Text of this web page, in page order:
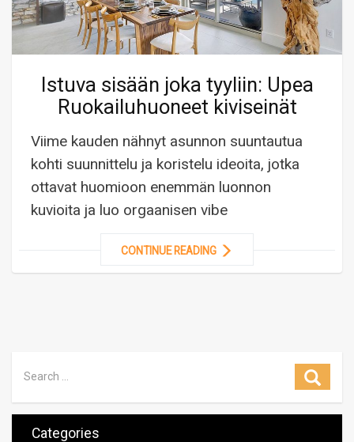
Istuva sisään joka tyyliin: Upea
Ruokailuhuoneet kiviseinät
Viime kauden nähnyt asunnon suuntautua
kohti suunnittelu ja koristelu ideoita, jotka
ottavat huomioon enemmän luonnon
kuvioita ja luo orgaanisen vibe
CONTINUE READING
Search for:
Categories